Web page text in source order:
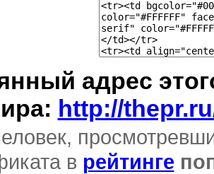
адрес
http://
в рейтинге